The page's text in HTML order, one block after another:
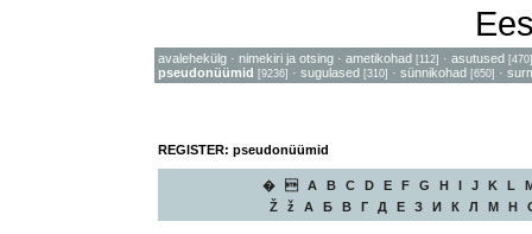
avalehekülg · nimekiri ja otsing · ametikohad [112] · asutused [470]
pseudonüümid [9236] · sugulased [310] · sünnikohad [650] ·
REGISTER: pseudonüümid
�  A B C D E F G H J K L
Ž
ž А Б В Г Д Е З И К Л М Н